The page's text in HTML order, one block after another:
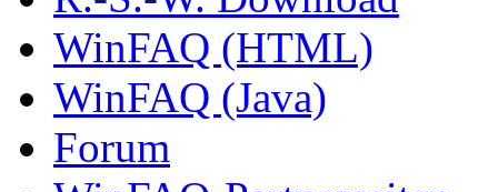
WinFAQ (HTML)
WinFAQ (Java)
Forum